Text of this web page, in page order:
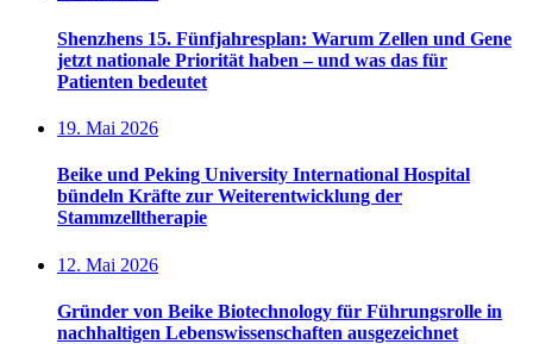
Shenzhens 15. Fünfjahresplan: Warum Zellen und Gene
jetzt nationale Priorität haben – und was das für
Patienten bedeutet
19. Mai 2026
Beike und Peking University International Hospital
bündeln Kräfte zur Weiterentwicklung der
Stammzelltherapie
12. Mai 2026
Gründer von Beike Biotechnology für Führungsrolle in
nachhaltigen Lebenswissenschaften ausgezeichnet